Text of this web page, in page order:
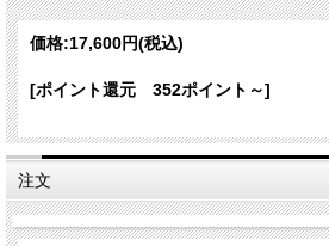
ー
PINK/BLUE
製造
国
インド
サイ
ズ
カラーバリエーション
価格:17,600円(税込)
[ポイント還元 352ポイント～]
注文